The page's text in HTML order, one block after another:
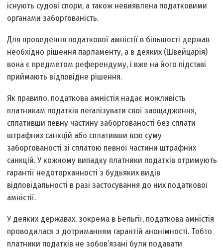
існують судові спори, а також невиявлена податковими
органами заборгованість.
Для проведення податкової амністії в більшості держав
необхідно рішення парламенту, а в деяких (Швейцарія)
вона є предметом референдуму, і вже на його підставі
приймають відповідне рішення.
Як правило, податкова амністія надає можливість
платникам податків легалізувати свої заощадження,
сплативши певну частину заборгованості без сплати
штрафних санкцій або сплативши всю суму
заборгованості зі сплатою певної частини штрафних
санкцій. У кожному випадку платники податків отримують
гарантії недоторканності з будь­яких видів
відповідальності в разі застосування до них податкової
амністії.
У деяких державах, зокрема в Бельгії, податкова амністія
проводилася з дотриманням гарантій анонімності. Тобто
платники податків не зобов’язані були подавати